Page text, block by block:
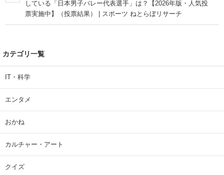
している「日本男子バレー代表選手」は？【2026年版・人気投
票実施中】（投票結果） | スポーツ ねとらぼリサーチ
カテゴリ一覧
IT・科学
エンタメ
おかね
カルチャー・アート
クイズ